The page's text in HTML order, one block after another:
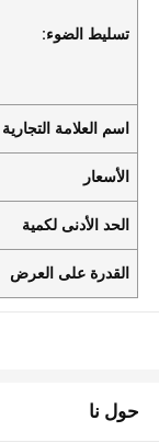
تسليط الضوء:
اسم العلامة التجارية
الأسعار
الحد الأدنى لكمية
القدرة على العرض
حول نا